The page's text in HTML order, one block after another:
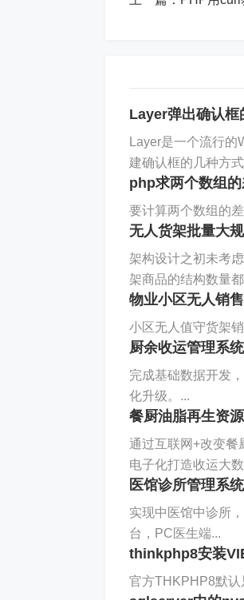
Layer弹出确认框
Layer是一个流行的
建确认框的几种方
php求两个数组
要计算两个数组的
无人货架批量大
架构设计之初未考
架商品的结构数量
物业小区无人销
小区无人值守货架
厨余收运管理系
完成基础数据开发
化升级。...
餐厨油脂再生资
通过互联网+改变餐
电子化打造收运大
医馆诊所管理系统
实现中医馆中诊所
台，PC医生端...
thinkphp8安装
官方THKPHP8默认